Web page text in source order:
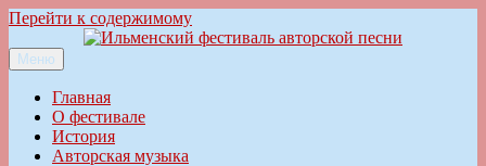
Перейти к содержимому
Ильменский фестиваль авторской песни
Меню
Главная
О фестивале
История
Авторская музыка